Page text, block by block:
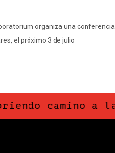
organiza una
el próximo 3 de julio
camino a la